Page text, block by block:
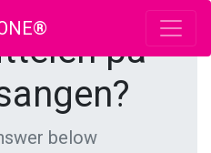
på
below